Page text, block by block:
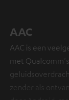
AAC
AAC is een
met
zender als